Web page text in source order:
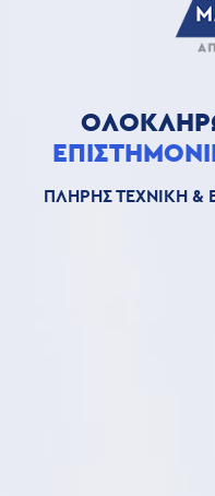
ΠΛΗΡΗΣ ΤΕΧΝΙΚΗ &